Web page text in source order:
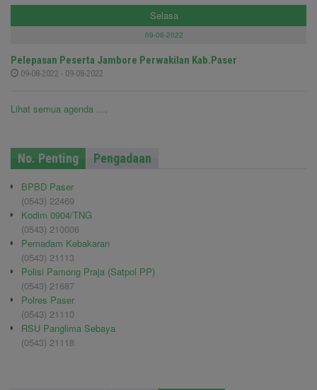
Selasa
09-08-2022
Pelepasan Peserta Jambore Perwakilan Kab.Paser
09-08-2022 - 09-08-2022
Lihat semua agenda ....
No. Penting Pengadaan
BPBD Paser
(0543) 22469
Kodim 0904/TNG
(0543) 210006
Pemadam Kebakaran
(0543) 21113
Polisi Pamong Praja (Satpol PP)
(0543) 21687
Polres Paser
(0543) 21110
RSU Panglima Sebaya
(0543) 21118